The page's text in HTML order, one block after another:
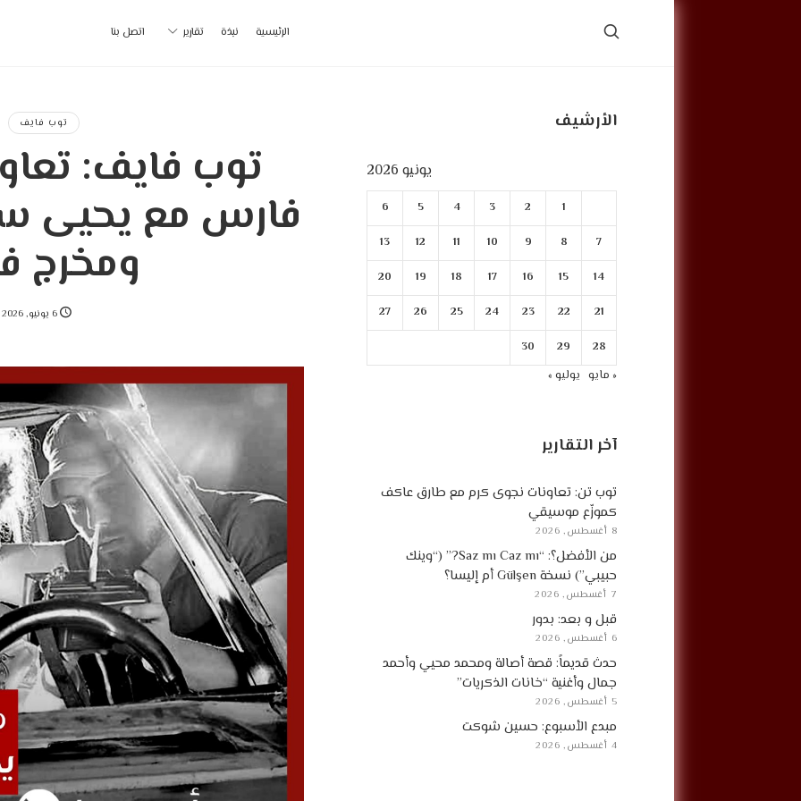
الرئيسية نبذة تقارير اتصل بنا
|
توب فايف
توب فايف:
فارس مع يحيى
ومخرج
6 يونيو, 2026
الأرشيف
يونيو 2026
1
2
3
4
5
6
7
8
9
10
11
12
13
14
15
16
17
18
19
20
21
22
23
24
25
26
27
28
29
30
« مايو يوليو »
آخر التقارير
توب تن: تعاونات نجوى كرم مع طارق عاكف
كموزّع موسيقي
8 أغسطس, 2026
من الأفضل؟: “Saz mı Caz mı?” (“وينك
حبيبي”) نسخة Gülşen أم إليسا؟
7 أغسطس, 2026
قبل و بعد: بدور
6 أغسطس, 2026
حدث قديماً: قصة أصالة ومحمد محيي وأحمد
جمال وأغنية “خانات الذكريات”
5 أغسطس, 2026
مبدع الأسبوع: حسين شوكت
4 أغسطس, 2026